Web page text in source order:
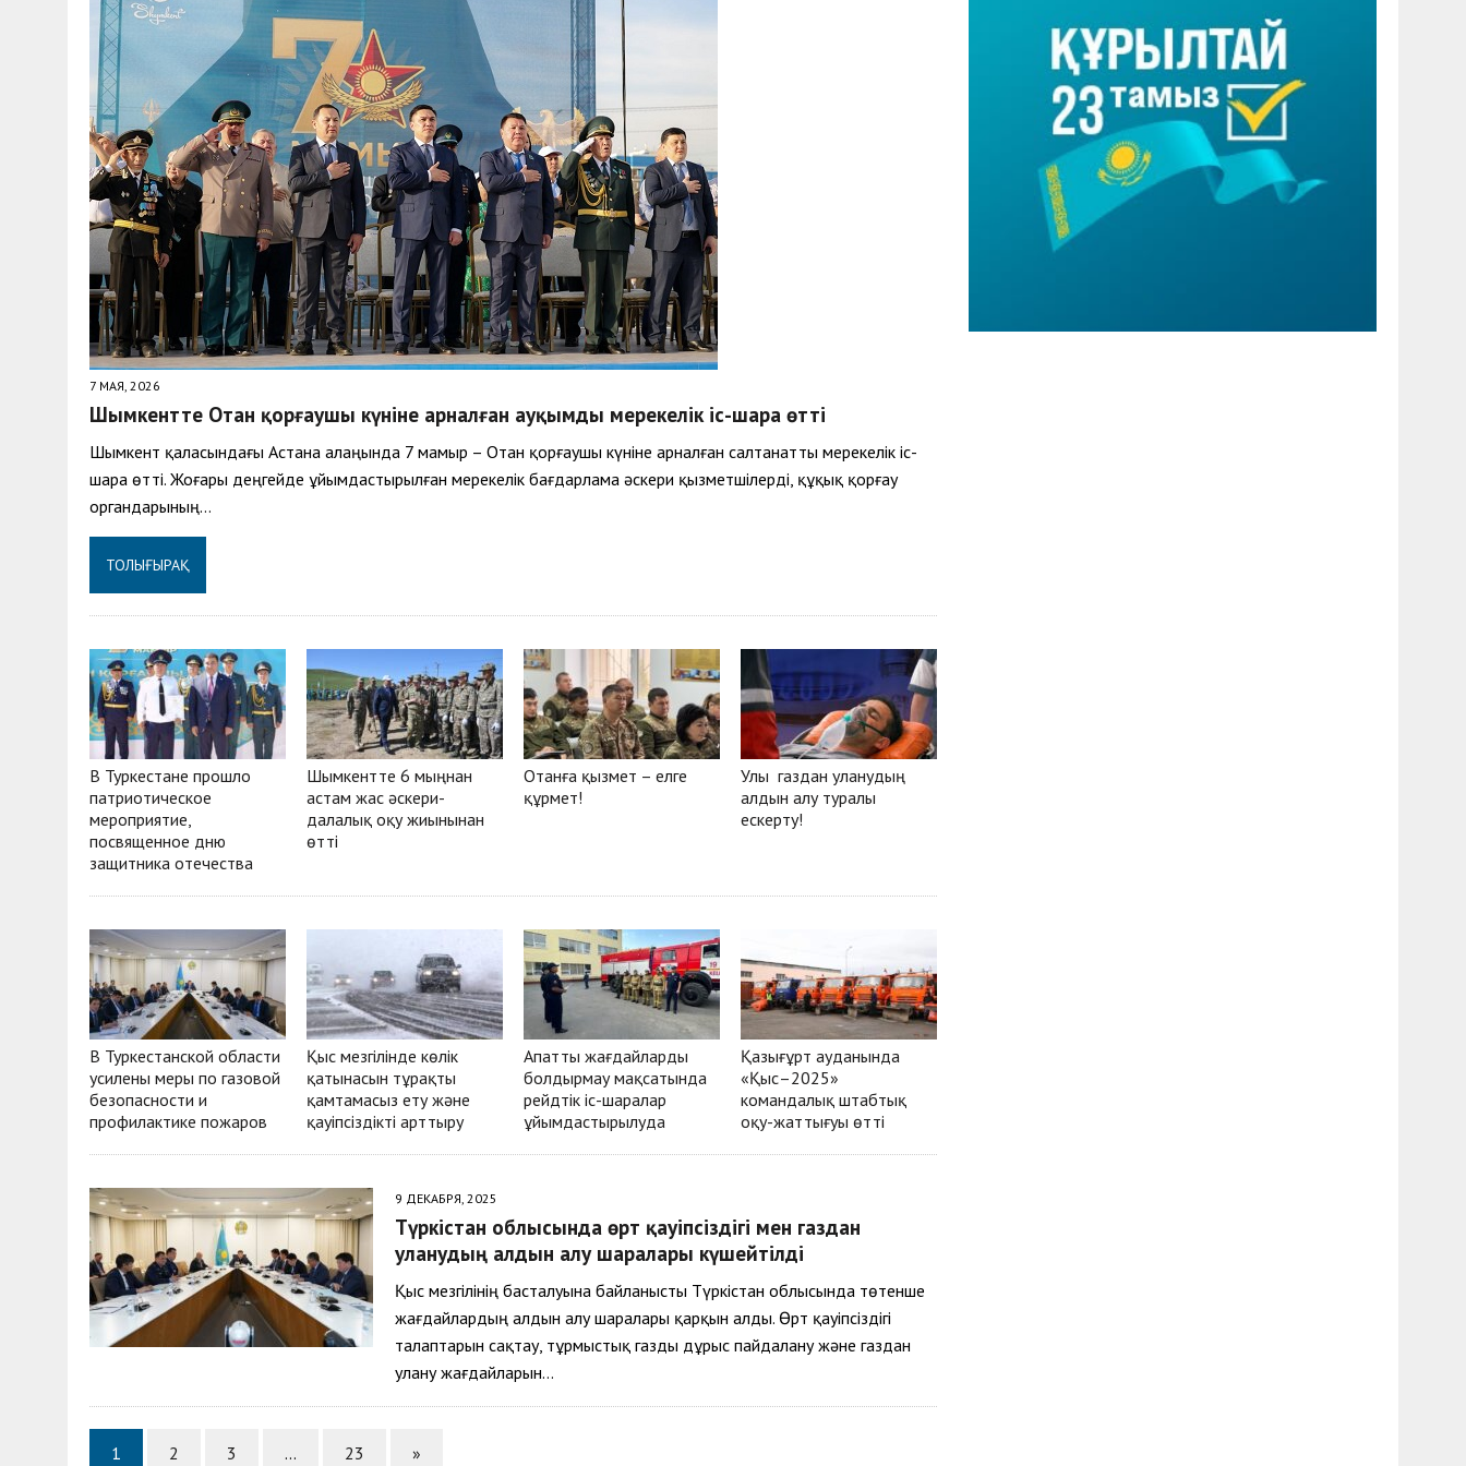
30 МАЯ, 2026 ТҮСІНДІРУ ЖҰМЫСТАРЫ ЖҮРГІЗІЛДІ
7 МАЯ, 2026
Шымкентте Отан қорғаушы күніне арналған ауқымды мерекелік іс-шара өтті
Шымкент қаласындағы Астана алаңында 7 мамыр – Отан қорғаушы күніне арналған салтанатты мерекелік іс-
шара өтті. Жоғары деңгейде ұйымдастырылған мерекелік бағдарлама әскери қызметшілерді, құқық қорғау
органдарының…
ТОЛЫҒЫРАҚ
В Туркестане прошло
патриотическое
мероприятие,
посвященное дню
защитника отечества
Шымкентте 6 мыңнан
астам жас әскери-
далалық оқу жиынынан
өтті
Отанға қызмет – елге
құрмет!
Улы газдан уланудың
алдын алу туралы
ескерту!
В Туркестанской области
усилены меры по газовой
безопасности и
профилактике пожаров
Қыс мезгілінде көлік
қатынасын тұрақты
қамтамасыз ету және
қауіпсіздікті арттыру
Апатты жағдайларды
болдырмау мақсатында
рейдтік іс-шаралар
ұйымдастырылуда
Қазығұрт ауданында
«Қыс–2025»
командалық штабтық
оқу-жаттығуы өтті
9 ДЕКАБРЯ, 2025
Түркістан облысында өрт қауіпсіздігі мен газдан
уланудың алдын алу шаралары күшейтілді
Қыс мезгілінің басталуына байланысты Түркістан облысында төтенше
жағдайлардың алдын алу шаралары қарқын алды. Өрт қауіпсіздігі
талаптарын сақтау, тұрмыстық газды дұрыс пайдалану және газдан
улану жағдайларын…
1 2 3 … 23 »